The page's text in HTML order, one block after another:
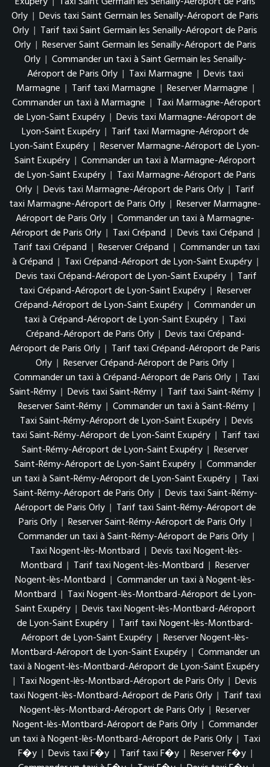
Orly | Devis taxi Saint Germain les Senailly-Aéroport de Paris
Orly | Tarif taxi Saint Germain les Senailly-Aéroport de Paris
Orly | Reserver Saint Germain les Senailly-Aéroport de Paris
Orly | Commander un taxi à Saint Germain les Senailly-
Aéroport de Paris Orly | Taxi Marmagne | Devis taxi
Marmagne | Tarif taxi Marmagne | Reserver Marmagne |
Commander un taxi à Marmagne | Taxi Marmagne-Aéroport
de Lyon-Saint Exupéry | Devis taxi Marmagne-Aéroport de
Lyon-Saint Exupéry | Tarif taxi Marmagne-Aéroport de
Lyon-Saint Exupéry | Reserver Marmagne-Aéroport de Lyon-
Saint Exupéry | Commander un taxi à Marmagne-Aéroport
de Lyon-Saint Exupéry | Taxi Marmagne-Aéroport de Paris
Orly | Devis taxi Marmagne-Aéroport de Paris Orly | Tarif
taxi Marmagne-Aéroport de Paris Orly | Reserver Marmagne-
Aéroport de Paris Orly | Commander un taxi à Marmagne-
Aéroport de Paris Orly | Taxi Crépand | Devis taxi Crépand |
Tarif taxi Crépand | Reserver Crépand | Commander un taxi
à Crépand | Taxi Crépand-Aéroport de Lyon-Saint Exupéry |
Devis taxi Crépand-Aéroport de Lyon-Saint Exupéry | Tarif
taxi Crépand-Aéroport de Lyon-Saint Exupéry | Reserver
Crépand-Aéroport de Lyon-Saint Exupéry | Commander un
taxi à Crépand-Aéroport de Lyon-Saint Exupéry | Taxi
Crépand-Aéroport de Paris Orly | Devis taxi Crépand-
Aéroport de Paris Orly | Tarif taxi Crépand-Aéroport de Paris
Orly | Reserver Crépand-Aéroport de Paris Orly |
Commander un taxi à Crépand-Aéroport de Paris Orly | Taxi
Saint-Rémy | Devis taxi Saint-Rémy | Tarif taxi Saint-Rémy |
Reserver Saint-Rémy | Commander un taxi à Saint-Rémy |
Taxi Saint-Rémy-Aéroport de Lyon-Saint Exupéry | Devis
taxi Saint-Rémy-Aéroport de Lyon-Saint Exupéry | Tarif taxi
Saint-Rémy-Aéroport de Lyon-Saint Exupéry | Reserver
Saint-Rémy-Aéroport de Lyon-Saint Exupéry | Commander
un taxi à Saint-Rémy-Aéroport de Lyon-Saint Exupéry | Taxi
Saint-Rémy-Aéroport de Paris Orly | Devis taxi Saint-Rémy-
Aéroport de Paris Orly | Tarif taxi Saint-Rémy-Aéroport de
Paris Orly | Reserver Saint-Rémy-Aéroport de Paris Orly |
Commander un taxi à Saint-Rémy-Aéroport de Paris Orly |
Taxi Nogent-lès-Montbard | Devis taxi Nogent-lès-
Montbard | Tarif taxi Nogent-lès-Montbard | Reserver
Nogent-lès-Montbard | Commander un taxi à Nogent-lès-
Montbard | Taxi Nogent-lès-Montbard-Aéroport de Lyon-
Saint Exupéry | Devis taxi Nogent-lès-Montbard-Aéroport
de Lyon-Saint Exupéry | Tarif taxi Nogent-lès-Montbard-
Aéroport de Lyon-Saint Exupéry | Reserver Nogent-lès-
Montbard-Aéroport de Lyon-Saint Exupéry | Commander un
taxi à Nogent-lès-Montbard-Aéroport de Lyon-Saint Exupéry
| Taxi Nogent-lès-Montbard-Aéroport de Paris Orly | Devis
taxi Nogent-lès-Montbard-Aéroport de Paris Orly | Tarif taxi
Nogent-lès-Montbard-Aéroport de Paris Orly | Reserver
Nogent-lès-Montbard-Aéroport de Paris Orly | Commander
un taxi à Nogent-lès-Montbard-Aéroport de Paris Orly | Taxi
F�y | Devis taxi F�y | Tarif taxi F�y | Reserver F�y |